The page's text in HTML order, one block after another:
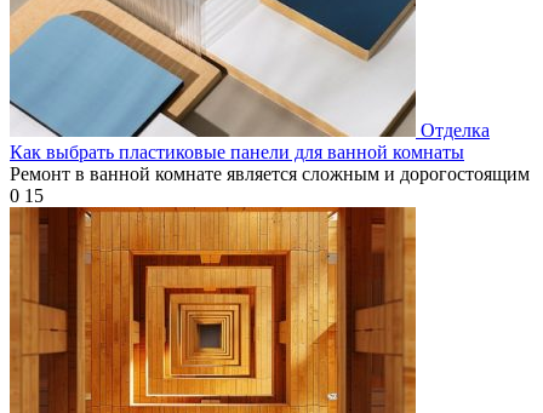
Отделка
Как выбрать пластиковые панели для ванной комнаты
Ремонт в ванной комнате является сложным и дорогостоящим
0 15